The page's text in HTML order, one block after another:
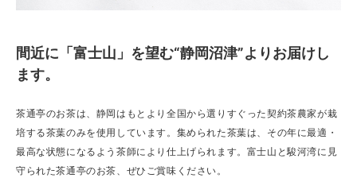
間近に「富士山」を望む“静岡沼津”よりお届けし
ます。
茶通亭のお茶は、静岡はもとより全国から選りすぐった契約茶農家が栽
培する茶葉のみを使用しています。集められた茶葉は、その年に最適・
最高な状態になるよう茶師により仕上げられます。富士山と駿河湾に見
守られた茶通亭のお茶、ぜひご賞味ください。